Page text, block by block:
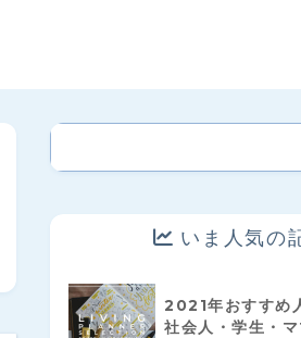
いま人気の
2021年おすすめ
社会人・学生・